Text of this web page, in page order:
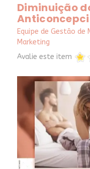
Diminuição
Equipe de Gestão de
Marketing
Avalie este item